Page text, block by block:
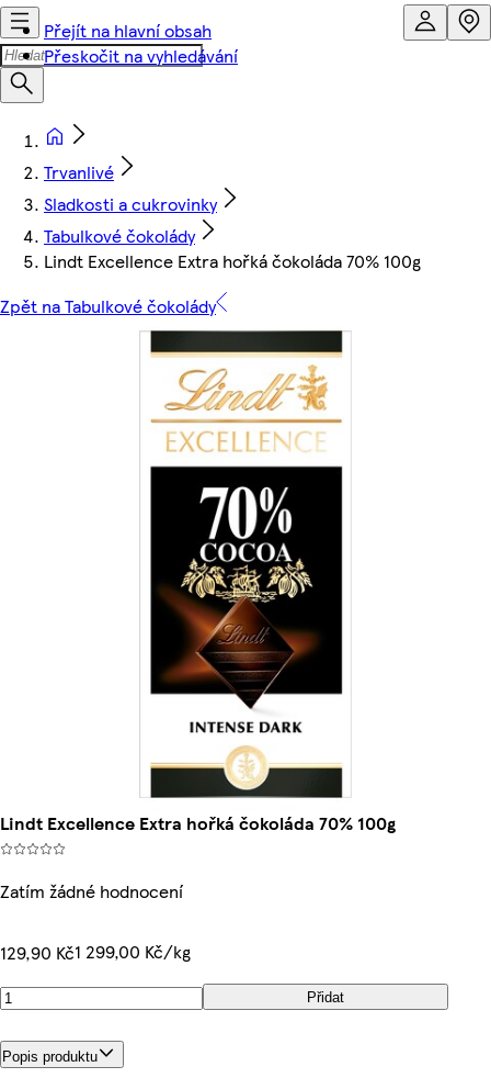
Přejít na hlavní obsah
Přeskočit na vyhledávání
Trvanlivé
Sladkosti a cukrovinky
Tabulkové čokolády
Lindt Excellence Extra hořká čokoláda 70% 100g
Zpět na Tabulkové čokolády
Lindt Excellence Extra hořká čokoláda 70% 100g
Zatím žádné hodnocení
129,90 Kč1 299,00 Kč/kg
Přidat
Popis produktu